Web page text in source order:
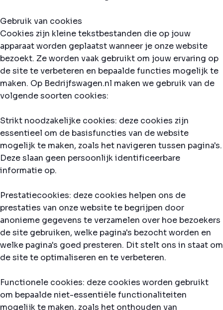
Gebruik van cookies
Cookies zijn kleine tekstbestanden die op jouw
apparaat worden geplaatst wanneer je onze website
bezoekt. Ze worden vaak gebruikt om jouw ervaring op
de site te verbeteren en bepaalde functies mogelijk te
maken. Op Bedrijfswagen.nl maken we gebruik van de
volgende soorten cookies:
Strikt noodzakelijke cookies: deze cookies zijn
essentieel om de basisfuncties van de website
mogelijk te maken, zoals het navigeren tussen pagina's.
Deze slaan geen persoonlijk identificeerbare
informatie op.
Prestatiecookies: deze cookies helpen ons de
prestaties van onze website te begrijpen door
anonieme gegevens te verzamelen over hoe bezoekers
de site gebruiken, welke pagina's bezocht worden en
welke pagina's goed presteren. Dit stelt ons in staat om
de site te optimaliseren en te verbeteren.
Functionele cookies: deze cookies worden gebruikt
om bepaalde niet-essentiële functionaliteiten
mogelijk te maken, zoals het onthouden van